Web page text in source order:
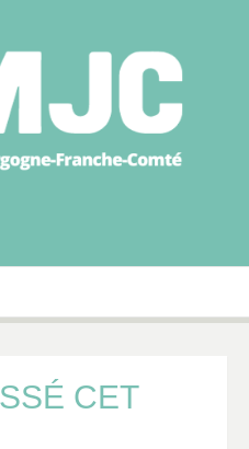
des MJC
Franche-
CET